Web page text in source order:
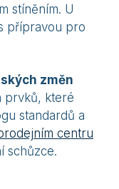
stíněním. U
přípravou pro
změn
prvků, které
standardů a
centru
schůzce.